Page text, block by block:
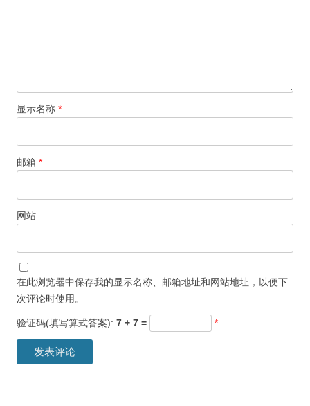
显示名称 *
邮箱 *
网站
在此浏览器中保存我的显示名称、邮箱地址和网站地址，以便下
次评论时使用。
验证码(填写算式答案): 7 + 7 = *